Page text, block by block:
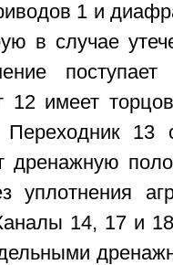
1 и
в случае
12 имеет
Переходник
дренажную
уплотнения
14, 17 и